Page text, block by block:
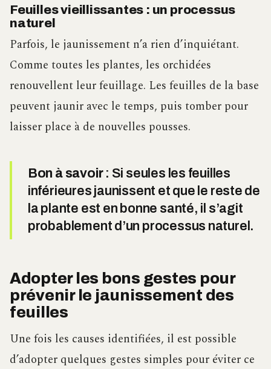
Feuilles vieillissantes : un processus
naturel
Parfois, le jaunissement n’a rien d’inquiétant.
Comme toutes les plantes, les orchidées
renouvellent leur feuillage. Les feuilles de la base
peuvent jaunir avec le temps, puis tomber pour
laisser place à de nouvelles pousses.
Bon à savoir: Si seules les feuilles
inférieures jaunissent et que le reste de
la plante est en bonne santé, il s’agit
probablement d’un processus naturel.
Adopter les bons gestes pour
prévenir le jaunissement des
feuilles
Une fois les causes identifiées, il est possible
d’adopter quelques gestes simples pour éviter ce